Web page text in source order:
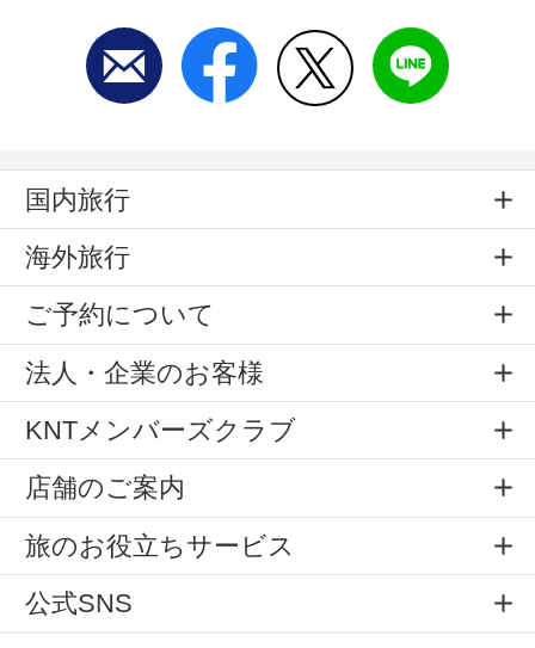
国内旅行
海外旅行
ご予約について
法人・企業のお客様
KNTメンバーズクラブ
店舗のご案内
旅のお役立ちサービス
公式SNS